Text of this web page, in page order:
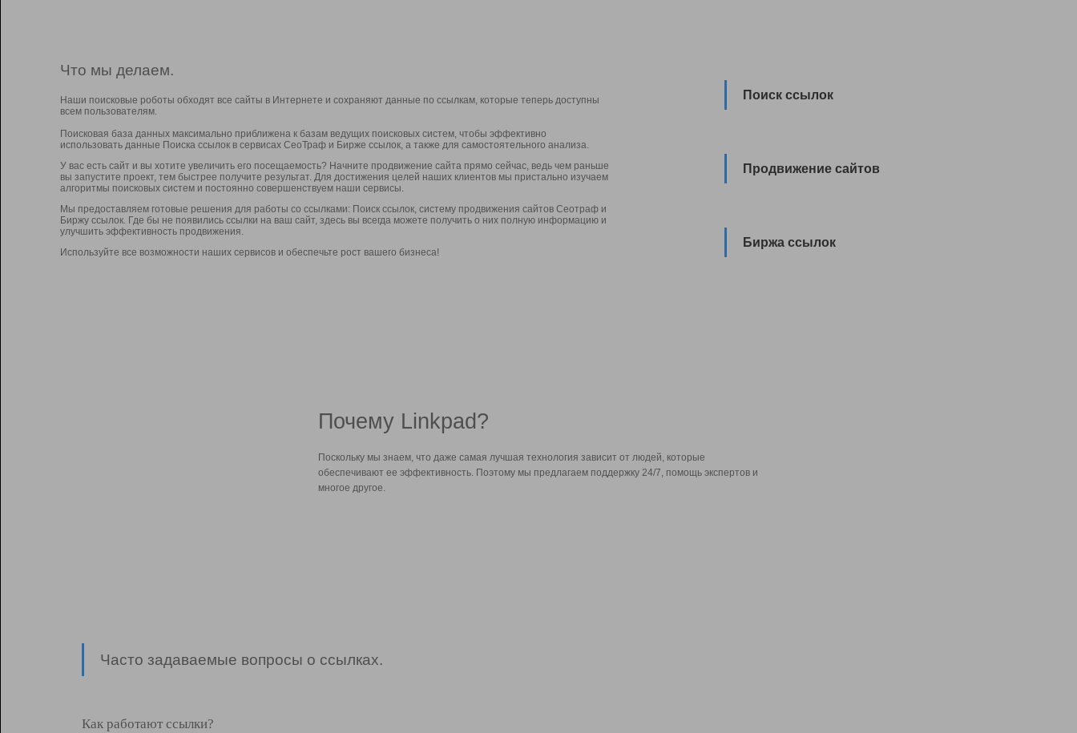
Что мы делаем.
Наши поисковые роботы обходят все сайты в Интернете и сохраняют данные по ссылкам, которые теперь доступны
всем пользователям.
Поисковая база данных максимально приближена к базам ведущих поисковых систем, чтобы эффективно
использовать данные Поиска ссылок в сервисах СеоТраф и Бирже ссылок, а также для самостоятельного анализа.
У вас есть сайт и вы хотите увеличить его посещаемость? Начните продвижение сайта прямо сейчас, ведь чем раньше
вы запустите проект, тем быстрее получите результат. Для достижения целей наших клиентов мы пристально изучаем
алгоритмы поисковых систем и постоянно совершенствуем наши сервисы.
Мы предоставляем готовые решения для работы со ссылками: Поиск ссылок, систему продвижения сайтов Сеотраф и
Биржу ссылок. Где бы не появились ссылки на ваш сайт, здесь вы всегда можете получить о них полную информацию и
улучшить эффективность продвижения.
Используйте все возможности наших сервисов и обеспечьте рост вашего бизнеса!
Поиск ссылок
Продвижение сайтов
Биржа ссылок
Почему Linkpad?
Поскольку мы знаем, что даже самая лучшая технология зависит от людей, которые
обеспечивают ее эффективность. Поэтому мы предлагаем поддержку 24/7, помощь экспертов и
многое другое.
Часто задаваемые вопросы о ссылках.
Как работают ссылки?